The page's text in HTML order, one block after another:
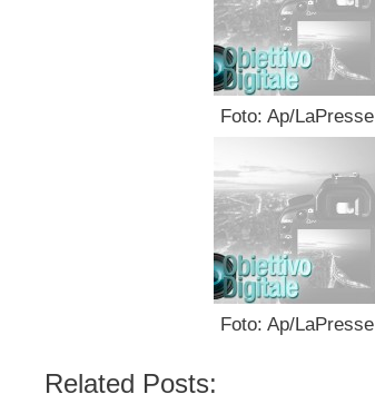
Foto: Ap/LaPresse
Foto: Ap/LaPresse
Related Posts: